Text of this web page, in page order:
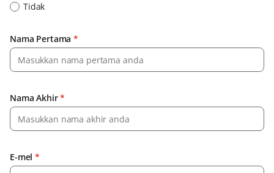
Tidak
Nama Pertama *
Nama Akhir*
E-mel *